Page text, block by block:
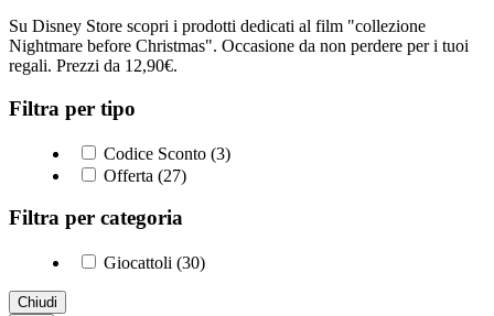
Su Disney Store scopri i prodotti dedicati al film "collezione
Nightmare before Christmas". Occasione da non perdere per i tuoi
regali. Prezzi da 12,90€.
Filtra per tipo
Codice Sconto (3)
Offerta (27)
Filtra per categoria
Giocattoli (30)
Chiudi